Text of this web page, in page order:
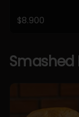
$8.900
Smashed